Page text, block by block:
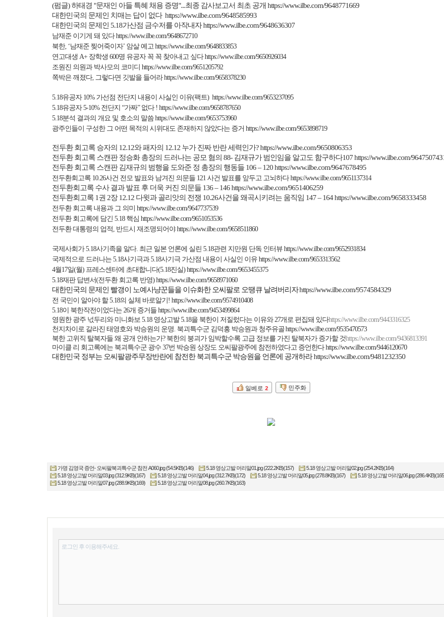
(펌글)하태경 "문재인 아들 특혜 채용 증명"...최종 감사보고서 최초 공개 https://www.ilbe.com/9648771669
대한민국의 문제인 치매는 답이 없다 https://www.ilbe.com/9648585993
대한민국의 문제인 5.18가산점 금수저를 아작내자https://www.ilbe.com/9648636307
남재준 이기게 돼 있다 https://www.ilbe.com/9648672710
북한, ‘남재준 찢어죽이자’ 암살 예고 https://www.ilbe.com/9648833853
연고대생 A+ 장학생 600명 유공자 꼭 꼭 찾아내고 싶다 https://www.ilbe.com/9650926034
조원진 의원과 박사모의 코미디 https://www.ilbe.com/9651205792
쪽박은 깨졌다, 그렇다면 깃발을 들어라 https://www.ilbe.com/9658378230
5.18유공자10% 가선점 전단지 내용이 사실인 이유(팩트) https://www.ilbe.com/9653237095
5.18유공자5-10% 전단지 “가짜” 없다! https://www.ilbe.com/9658787650
5.18분석 결과의 개요 및 호소의 말씀 https://www.ilbe.com/9653753960
광주인들이 구성한 그 어떤 목적의 시위대도 존재하지 않았다는 증거 https://www.ilbe.com/9653898719
전두환 회고록 승자의 12.12와패자의 12.12 누가 진짜 반란세력인가?https://www.ilbe.com/9650806353
전두환 회고록 스캔판 정승화 총장의 드러나는 공모 혐의 88-김재규가 범인임을 알고도 함구하다107https://www.ilbe.com/
전두환 회고록 스캔판 김재규의 범행을 도와준 정 총장의 행동들 106 – 120https://www.ilbe.com/9647678495
전두환회고록 10.26사건 전모 발표와 남겨진 의문들 121 사건 발표를 앞두고 고뇌하다 https://www.ilbe.com/9651137314
전두환회고록 수사 결과 발표 후 더욱 커진 의문들 136 – 146https://www.ilbe.com/9651406259
전두환회고록 1권 2장12.12 다윗과 골리앗의 전쟁 10.26사건을 왜곡시키려는 움직임 147 – 164https://www.ilbe.com/9658333458
전두환 회고록 내용과 그 의미 https://www.ilbe.com/9647737539
전두환 회고록에 담긴 5.18 핵심 https://www.ilbe.com/9651053536
전두환 대통령의 업적, 반드시 재조명되어야 https://www.ilbe.com/9658511860
국제사회가5.18사기족을 알다. 최근 일본 언론에 실린 5.18관련 지만원 단독 인터뷰 https://www.ilbe.com/9652931834
국제적으로 드러나는 5.18사기극과5.18사기극 가산점 내용이 사실인 이유 https://www.ilbe.com/9653313562
4월17일(월) 프레스센터에 초대합니다(5.18진실) https://www.ilbe.com/9653455375
5.18재판 답변서(전두환 회고록 반영) https://www.ilbe.com/9658971060
대한민국의 문제인 빨갱이 노예사냥꾼들을 이슈화한 오씨팔로 오땡큐 날려버리자https://www.ilbe.com/9574584329
전 국민이 알아야 할5.18의 실체 바로알기 ! https://www.ilbe.com/9574910408
5.18이 북한작전이었다는 26개 증거들 https://www.ilbe.com/9453499864
영원한 광주 넋두리와 미니화보 5.18 영상고발5.18을 북한이 저질렀다는 이유와27개로 편집돼 있다https://www.ilbe.com/9443316325
천지차이로 갈라진 태영호와 박승원의 운명. 북괴특수군 김덕홍 박승원과 청주유골https://www.ilbe.com/9535470573
북한 고위직 탈북자들 왜 공개 안하는가? 북한의 붕괴가 임박할수록 고급 정보를 가진 탈북자가 증가할 것https://www.ilbe.com/9436813391
마이클 리 회고록에는 북괴특수군 광수 37번 박승원 상장도 오씨팔광주에 참전하였다고 증언한다 https://www.ilbe.com/9446120670
대한민국 정부는 오씨팔광주무장반란에 참전한 북괴특수군 박승원을 언론에 공개하라https://www.ilbe.com/9481232350
일베로 2 민주화
가명 김영국 증언- 오씨팔북괴특수군 참전 A060.jpg (54.5KB)(146) 5.18 영상고발 머리말01.jpg (222.2KB)(157)
5.18 영상고발 머리말02.jpg (254.2KB)(164)
5.18 영상고발 머리말03.jpg (312.9KB)(167)
5.18 영상고발 머리말04.jpg (312.7KB)(172) 5.18 영상고발 머리말05.jpg (278.8KB)(167)
5.18 영상고발 머리말06.jpg
5.18 영상고발 머리말07.jpg (288.9KB)(169)
5.18 영상고발 머리말08.jpg (260.7KB)(163)